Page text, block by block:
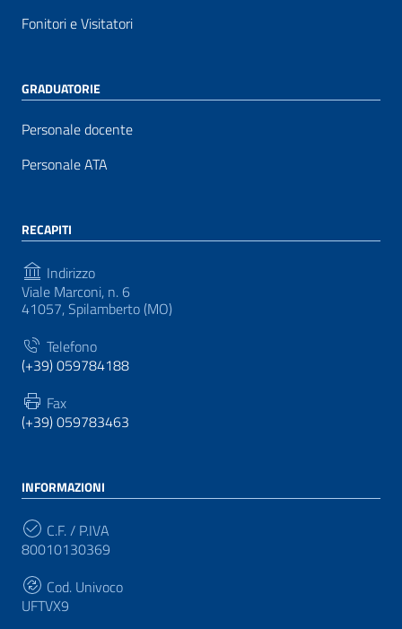
Fonitori e Visitatori
GRADUATORIE
Personale docente
Personale ATA
RECAPITI
Indirizzo
Viale Marconi, n. 6
41057, Spilamberto (MO)
Telefono
(+39) 059784188
Fax
(+39) 059783463
INFORMAZIONI
C.F. / P.IVA
80010130369
Cod. Univoco
UFTVX9